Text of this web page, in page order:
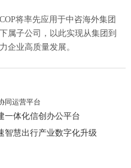
将率先应用于中咨海外集团
属子公司，以此实现从集团到
企业高质量发展。
同运营平台
一体化信创办公平台
智慧出行产业数字化升级